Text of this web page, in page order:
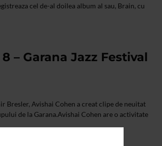
cel de-al doilea album al sau, Brain, cu
– Garana Jazz Festival
Bresler, Avishai Cohen a creat clipe de neuitat
de la Garana.Avishai Cohen are o activitate